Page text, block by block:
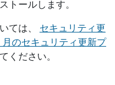
トールします。
ては、 セキュリティ更
月のセキュリティ更新プ
ください。